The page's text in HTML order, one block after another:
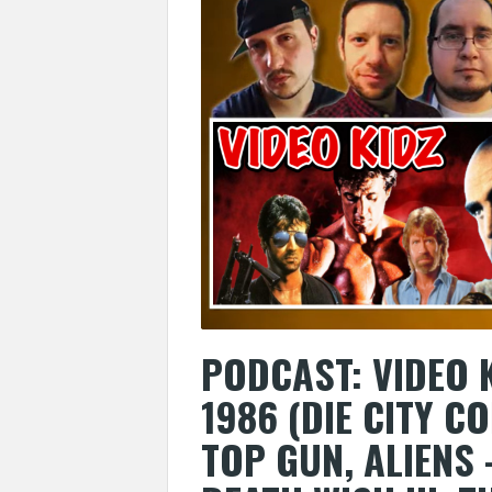
PODCAST: VIDEO
1986 (DIE CITY
TOP GUN,